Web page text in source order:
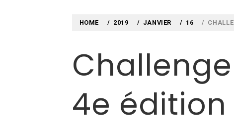
HOME 2019 JANVIER 16
4e édition